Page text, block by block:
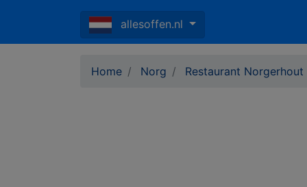
allesoffen.nl
Home Norg Restaurant Norgerhout